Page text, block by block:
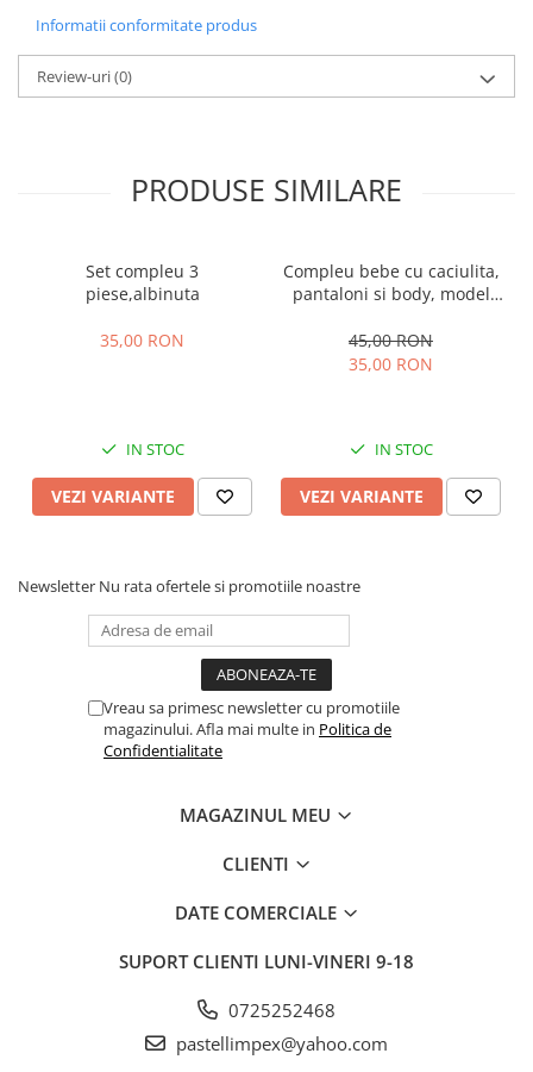
Informatii conformitate produs
Review-uri(0)
PRODUSE SIMILARE
Set compleu 3
piese,albinuta
35,00 RON
IN STOC
VEZI VARIANTE
Compleu bebe cu caciulita,
pantaloni si body, model
45,00 RON
35,00 RON
IN STOC
VEZI VARIANTE
Newsletter Nu rata ofertele si promotiile noastre
Vreau sa primesc newsletter cu promotiile
magazinului. Afla mai multe in Politica de
Confidentialitate
MAGAZINUL MEU
CLIENTI
DATE COMERCIALE
SUPORT CLIENTI LUNI-VINERI 9-18
0725252468
pastellimpex@yahoo.com